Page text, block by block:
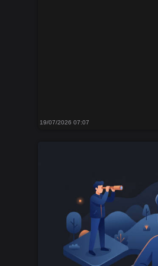
19/07/2026 07:07